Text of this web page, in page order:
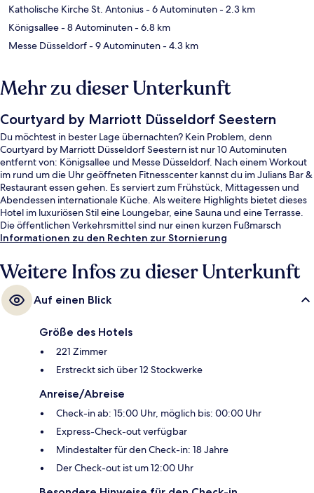
Katholische Kirche St. Antonius- 6 Autominuten- 2.3 km
Königsallee- 8 Autominuten- 6.8 km
Messe Düsseldorf- 9 Autominuten- 4.3 km
Mehr zu dieser Unterkunft
Courtyard by Marriott Düsseldorf Seestern
Du möchtest in bester Lage übernachten? Kein Problem, denn
Courtyard by Marriott Düsseldorf Seestern ist nur 10 Autominuten
entfernt von: Königsallee und Messe Düsseldorf. Nach einem Workout
im rund um die Uhr geöffneten Fitnesscenter kannst du im Julians Bar &
Restaurant essen gehen. Es serviert zum Frühstück, Mittagessen und
Abendessen internationale Küche. Als weitere Highlights bietet dieses
Hotel im luxuriösen Stil eine Loungebar, eine Sauna und eine Terrasse.
Die öffentlichen Verkehrsmittel sind nur einen kurzen Fußmarsch
entfernt: Zur Stadtbahn-Haltestelle Am Seestern sind es nur wenige
Informationen zu den Rechten zur Stornierung
Weitere Infos zu dieser Unterkunft
Auf einen Blick
Größe des Hotels
221 Zimmer
Erstreckt sich über 12 Stockwerke
Anreise/Abreise
Check-in ab: 15:00 Uhr, möglich bis: 00:00 Uhr
Express-Check-out verfügbar
Mindestalter für den Check-in: 18 Jahre
Der Check-out ist um 12:00 Uhr